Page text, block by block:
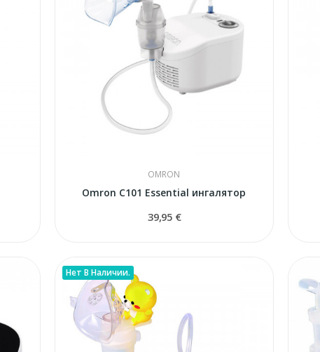
OMRON
Omron C101 Essential ингалятор
39,95 €
Нет В Наличии.